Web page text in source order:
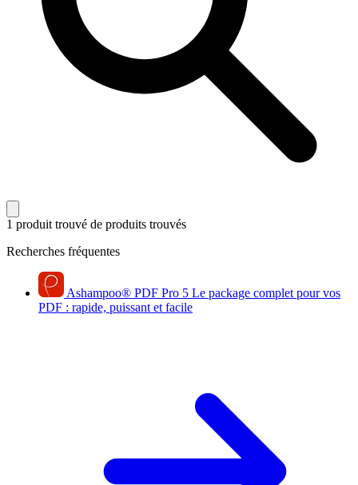
1 produit trouvé de produits trouvés
Recherches fréquentes
Ashampoo® PDF Pro 5 Le package complet pour vos
PDF : rapide, puissant et facile